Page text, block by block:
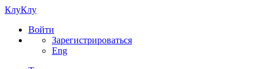
КлуКлу
Войти
Зарегистрироваться
Eng